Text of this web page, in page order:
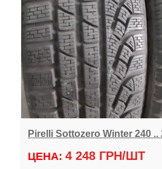
Pirelli Sottozero Winter 240 ..
ЦЕНА: 4 248 ГРН/ШТ